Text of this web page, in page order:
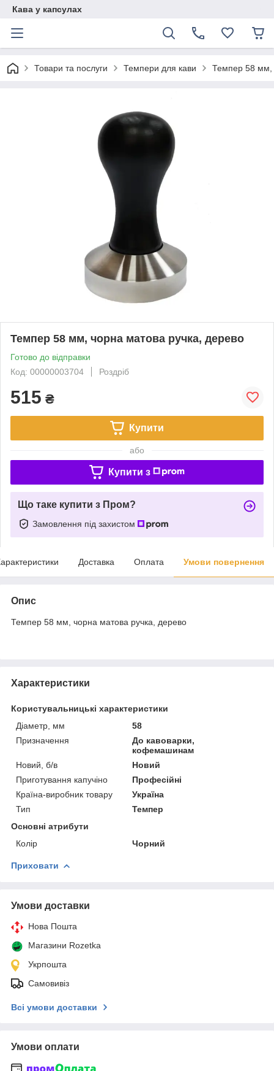
Кава у капсулах
Товари та послуги Темпери для кави Темпер 58 мм,
Темпер 58 мм, чорна матова ручка, дерево
Готово до відправки
Код: 00000003704
Роздріб
515 ₴
Купити
або
Купити з
Що таке купити з Пром?
Замовлення під захистом
Доставка Оплата Умови повернення
Опис
Темпер 58 мм, чорна матова ручка, дерево
Характеристики
Користувальницькі характеристики
Діаметр, мм
58
Призначення
До кавоварки,
кофемашинам
Новий, б/в
Новий
Приготування капучіно
Професійні
Країна-виробник товару
Україна
Тип
Темпер
Основні атрибути
Колір
Чорний
Приховати
Умови доставки
Нова Пошта
Магазини Rozetka
Укрпошта
Самовивіз
Всі умови доставки
Умови оплати